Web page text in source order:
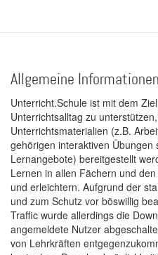
Allgemeine
Unterricht.Schule ist mit dem
Unterrichtsalltag zu
Unterrichtsmaterialien (z.B.
gehörigen interaktiven Übungen
Lernangebote) bereitgestellt
Lernen in allen Fächern und
und erleichtern. Aufgrund der
und zum Schutz vor böswillig
Traffic wurde allerdings die
angemeldete Nutzer
von Lehrkräften